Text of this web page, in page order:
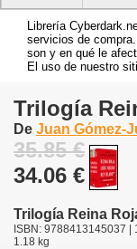
Librería
servicios de
son y en qué le
El uso de nuestro
Trilogía
De Juan Gómez-
35.85 €
34.06 €
Trilogía Reina
ISBN: 9788413145037 |
1.18 kg